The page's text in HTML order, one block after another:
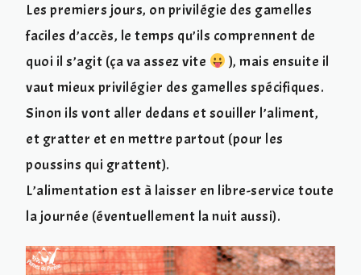
Les premiers jours, on privilégie des gamelles
faciles d’accès, le temps qu’ils comprennent de
quoi il s’agit (ça va assez vite
), mais ensuite il
vaut mieux privilégier des gamelles spécifiques.
Sinon ils vont aller dedans et souiller l’aliment,
et gratter et en mettre partout (pour les
poussins qui grattent).
L’alimentation est à laisser en libre-service toute
la journée (éventuellement la nuit aussi).